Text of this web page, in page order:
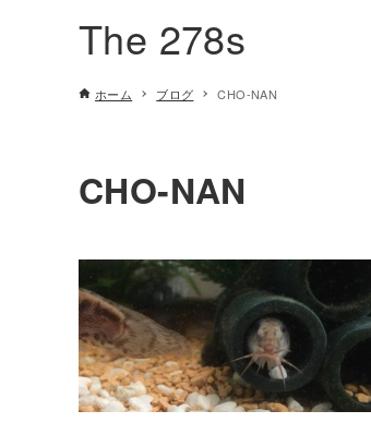
The 278s
ホーム ブログ CHO-NAN
CHO-NAN